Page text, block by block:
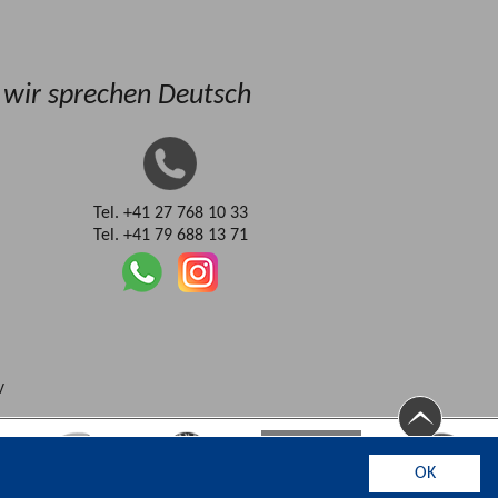
sprechen Deutsch
Tel. +41 27 768 10 33
Tel. +41 79 688 13 71
OK